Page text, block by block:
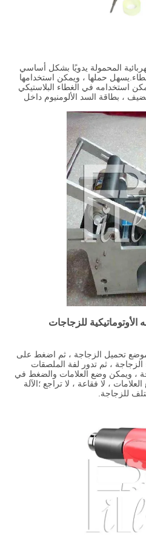
المحمولة يدويًا بشكل أساسي
حملها ، ويمكن استخدامها
استخدامه في الغطاء البلاستيكي
، بطاقة السد الألومنيوم داخل
للزجاجات
تحميل الزجاجة ، ثم اضغط على
، ثم تدور لفة الملصقات
، ويمكن وضع العلامات والضغط في
، لا فقاعة ، لا تراجع ؛الآلة
للزجاجة.